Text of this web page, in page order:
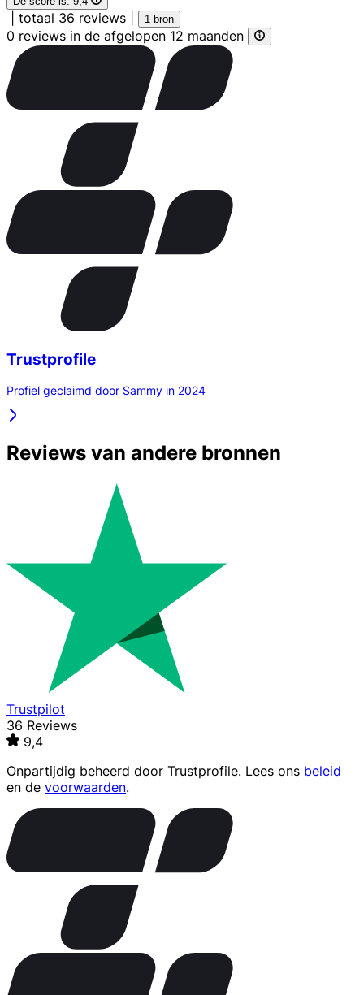
totaal 36 reviews 1 bron
0 reviews in de afgelopen 12 maanden
Trustprofile
Profiel geclaimd door Sammy in 2024
Reviews van andere bronnen
Trustpilot
36 Reviews
9,4
Onpartijdig beheerd door Trustprofile. Lees ons beleid
en de voorwaarden.